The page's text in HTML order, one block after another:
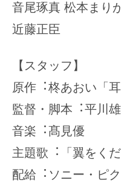
音尾琢真 松本まり
近藤正臣
【スタッフ】
原作︓柊あおい「
監督・脚本︓平川
音楽︓髙見優
主題歌︓「翼をく
配給︓ソニー・ピ